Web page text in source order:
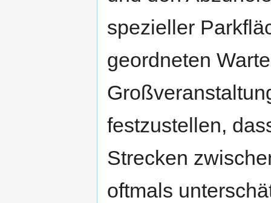
spezieller
geordneten
festzustellen,
Strecken
oftmals